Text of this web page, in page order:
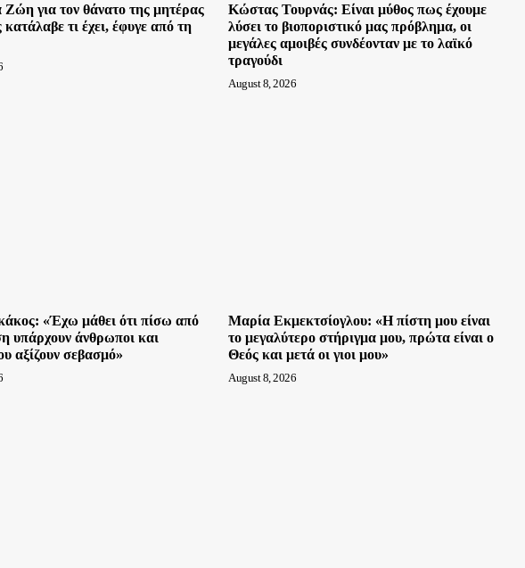
Ζώη για τον θάνατο της μητέρας
τι έχει, έφυγε από τη
Κώστας Τουρνάς: Είναι μύθος πως έχουμε
λύσει το βιοποριστικό μας πρόβλημα, οι
μεγάλες αμοιβές συνδέονταν με το λαϊκό
τραγούδι
August 8, 2026
«Έχω μάθει ότι πίσω από
υπάρχουν άνθρωποι και
αξίζουν σεβασμό»
Μαρία Εκμεκτσίογλου: «Η πίστη μου είναι
το μεγαλύτερο στήριγμα μου, πρώτα είναι ο
Θεός και μετά οι γιοι μου»
August 8, 2026